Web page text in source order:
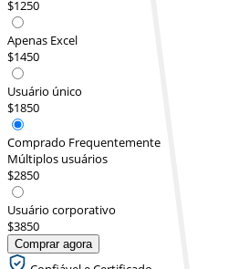
$1250
Apenas Excel
$1450
Usuário único
$1850
Comprado Frequentemente
Múltiplos usuários
$2850
Usuário corporativo
$3850
Comprar agora